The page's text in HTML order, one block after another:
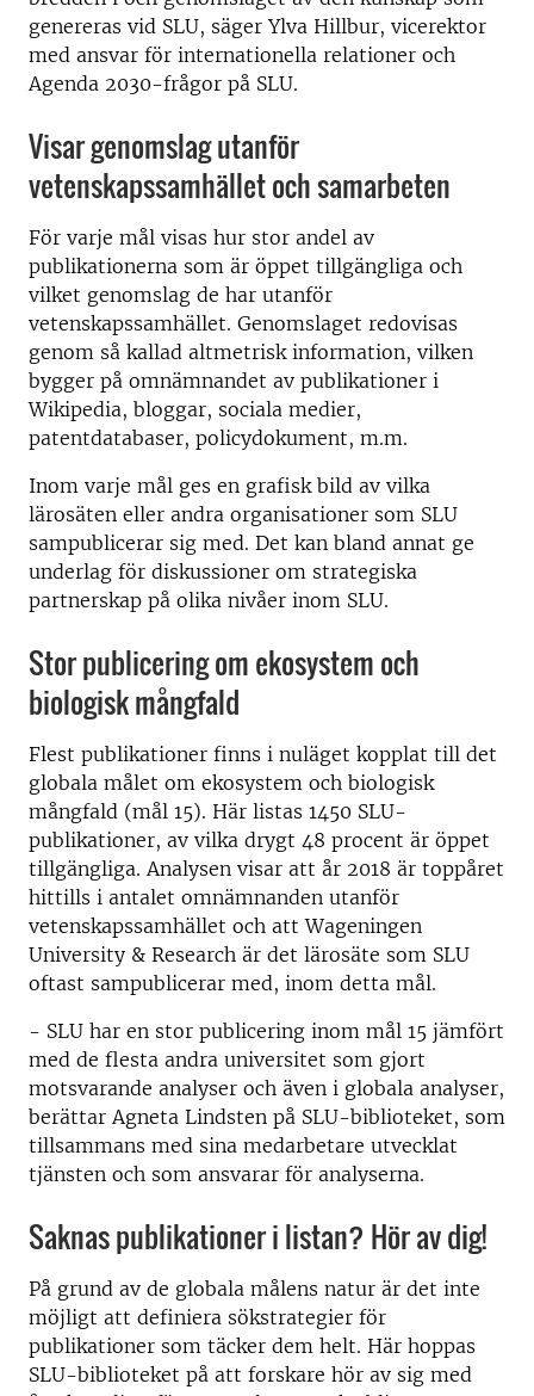
genereras vid SLU, säger Ylva Hillbur, vicerektor
med ansvar för internationella relationer och
Agenda 2030-frågor på SLU.
Visar genomslag utanför
vetenskapssamhället och samarbeten
För varje mål visas hur stor andel av
publikationerna som är öppet tillgängliga och
vilket genomslag de har utanför
vetenskapssamhället. Genomslaget redovisas
genom så kallad altmetrisk information, vilken
bygger på omnämnandet av publikationer i
Wikipedia, bloggar, sociala medier,
patentdatabaser, policydokument, m.m.
Inom varje mål ges en grafisk bild av vilka
lärosäten eller andra organisationer som SLU
sampublicerar sig med. Det kan bland annat ge
underlag för diskussioner om strategiska
partnerskap på olika nivåer inom SLU.
Stor publicering om ekosystem och
biologisk mångfald
Flest publikationer finns i nuläget kopplat till det
globala målet om ekosystem och biologisk
mångfald (mål 15). Här listas 1450 SLU-
publikationer, av vilka drygt 48 procent är öppet
tillgängliga. Analysen visar att år 2018 är toppåret
hittills i antalet omnämnanden utanför
vetenskapssamhället och att Wageningen
University & Research är det lärosäte som SLU
oftast sampublicerar med, inom detta mål.
- SLU har en stor publicering inom mål 15 jämfört
med de flesta andra universitet som gjort
motsvarande analyser och även i globala analyser,
berättar Agneta Lindsten på SLU-biblioteket, som
tillsammans med sina medarbetare utvecklat
tjänsten och som ansvarar för analyserna.
Saknas publikationer i listan? Hör av dig!
På grund av de globala målens natur är det inte
möjligt att definiera sökstrategier för
publikationer som täcker dem helt. Här hoppas
SLU-biblioteket på att forskare hör av sig med